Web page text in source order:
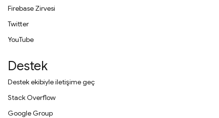
Firebase Zirvesi
Twitter
YouTube
Destek
Destek ekibiyle iletişime geç
Stack Overflow
Google Group